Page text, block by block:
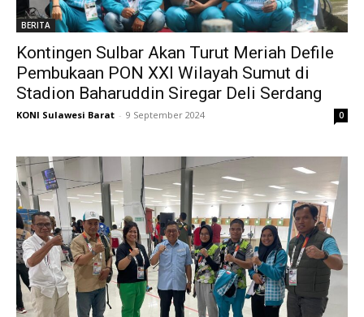
BERITA
Kontingen Sulbar Akan Turut Meriah Defile
Pembukaan PON XXI Wilayah Sumut di
Stadion Baharuddin Siregar Deli Serdang
KONI Sulawesi Barat - 9 September 2024 0